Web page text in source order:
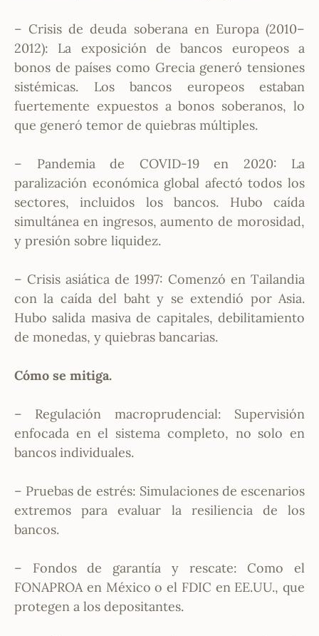
– Crisis de deuda soberana en Europa (2010–
2012): La exposición de bancos europeos a
bonos de países como Grecia generó tensiones
sistémicas. Los bancos europeos estaban
fuertemente expuestos a bonos soberanos, lo
que generó temor de quiebras múltiples.
– Pandemia de COVID-19 en 2020: La
paralización económica global afectó todos los
sectores, incluidos los bancos. Hubo caída
simultánea en ingresos, aumento de morosidad,
y presión sobre liquidez.
– Crisis asiática de 1997: Comenzó en Tailandia
con la caída del baht y se extendió por Asia.
Hubo salida masiva de capitales, debilitamiento
de monedas, y quiebras bancarias.
Cómo se mitiga.
– Regulación macroprudencial: Supervisión
enfocada en el sistema completo, no solo en
bancos individuales.
– Pruebas de estrés: Simulaciones de escenarios
extremos para evaluar la resiliencia de los
bancos.
– Fondos de garantía y rescate: Como el
FONAPROA en México o el FDIC en EE.UU., que
protegen a los depositantes.